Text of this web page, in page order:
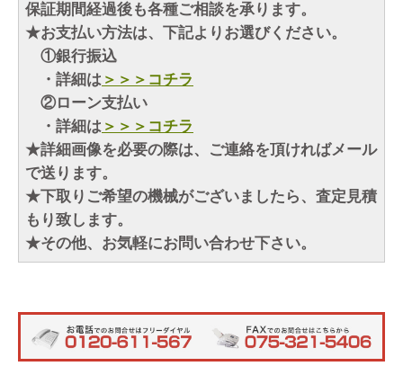
保証期間経過後も各種ご相談を承ります。
★お支払い方法は、下記よりお選びください。
①銀行振込
・詳細は ＞＞＞コチラ
②ローン支払い
・詳細は ＞＞＞コチラ
★詳細画像を必要の際は、ご連絡を頂ければメール
で送ります。
★下取りご希望の機械がございましたら、査定見積
もり致します。
★その他、お気軽にお問い合わせ下さい。